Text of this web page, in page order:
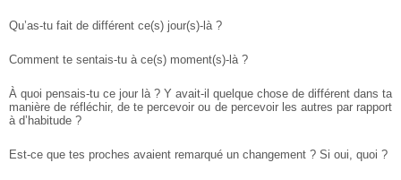
Qu’as-tu fait de différent ce(s) jour(s)-là ?
Comment te sentais-tu à ce(s) moment(s)-là ?
À quoi pensais-tu ce jour là ? Y avait-il quelque chose de différent dans ta
manière de réfléchir, de te percevoir ou de percevoir les autres par rapport
à d’habitude ?
Est-ce que tes proches avaient remarqué un changement ? Si oui, quoi ?